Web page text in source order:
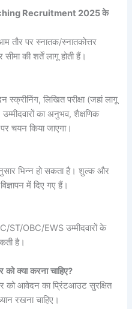
Recruitment 2025के
तौर पर स्नातक/स्नातकोत्तर
की शर्तें लागू होती हैं।
लिखित परीक्षा (जहां लागू
उम्मीदवारों का अनुभव, शैक्षणिक
चयन किया जाएगा।
भिन्न हो सकता है। शुल्क और
में दिए गए हैं।
ST/OBC/EWS उम्मीदवारों के
है।
को क्या करना चाहिए?
को आवेदन का प्रिंटआउट सुरक्षित
रखना चाहिए।